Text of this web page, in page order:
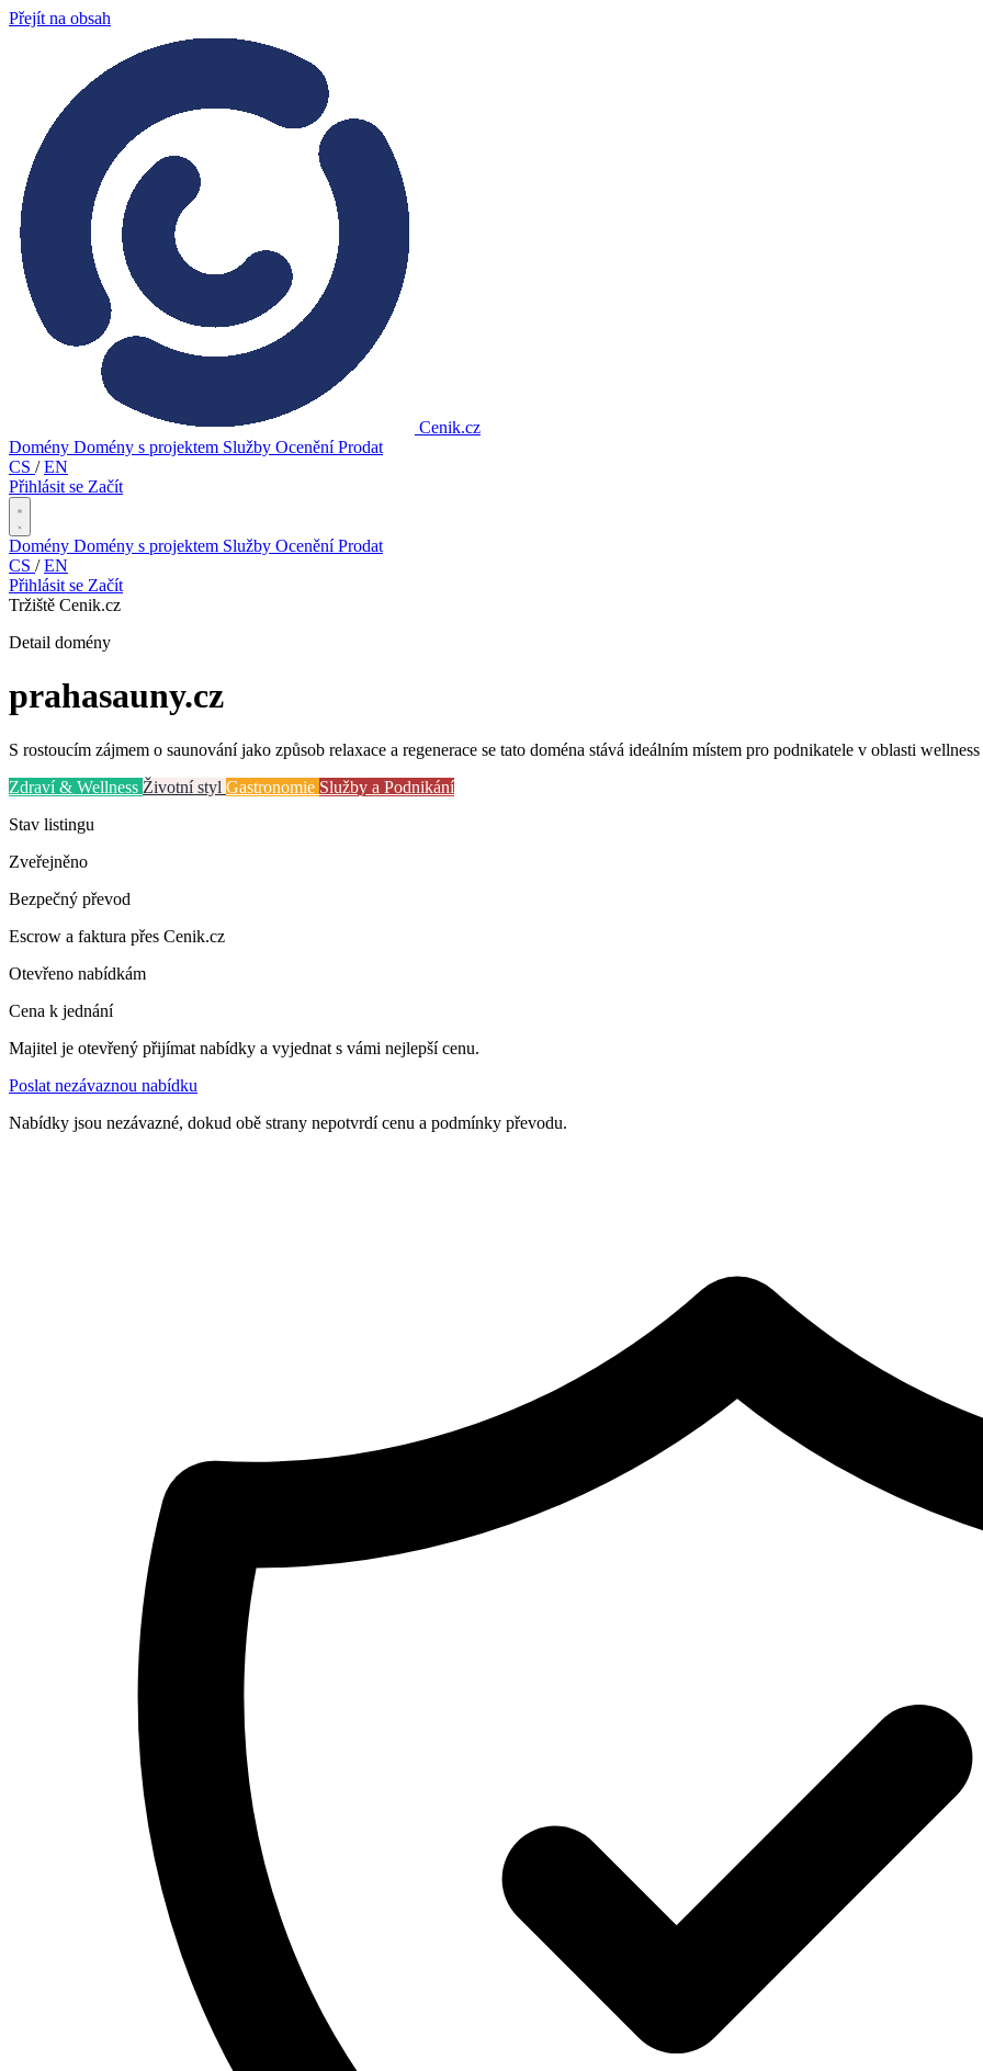
Přejít na obsah
Cenik.cz
Domény Domény s projektem Služby OceněníProdat
CS / EN
Přihlásit se Začít
Domény Domény s projektem Služby OceněníProdat
CS / EN
Přihlásit se Začít
Tržiště Cenik.cz
Detail domény
prahasauny.cz
S rostoucím zájmem o saunování jako způsob relaxace a regenerace se tato doména stává ideálním místem pro podnikatele v oblasti wellness
Zdraví & Wellness Životní styl Gastronomie Služby a Podnikání
Stav listingu
Zveřejněno
Bezpečný převod
Escrow a faktura přes Cenik.cz
Otevřeno nabídkám
Cena k jednání
Majitel je otevřený přijímat nabídky a vyjednat s vámi nejlepší cenu.
Poslat nezávaznou nabídku
Nabídky jsou nezávazné, dokud obě strany nepotvrdí cenu a podmínky převodu.